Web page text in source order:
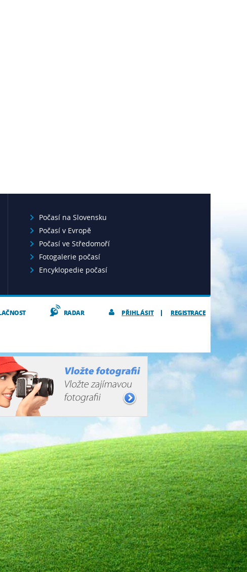
Počasí na Slovensku
Počasí v Evropě
Počasí ve Středomoří
Fotogalerie počasí
Encyklopedie počasí
RADAR REGISTRACE
PŘIHLÁSIT